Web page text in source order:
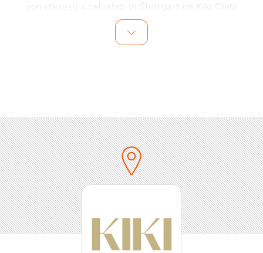
von olexesh x celoabdi in Stuttgart im Kiki Club!
Specials and more cooming soon
auf jeden einzelnen?
Tischreservierungen gerne über DM!